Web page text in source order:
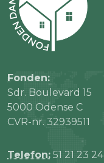
Fonden:
Sdr. Boulevard 15
5000 Odense C
CVR-nr. 32939511
Telefon: 51 21 23 24